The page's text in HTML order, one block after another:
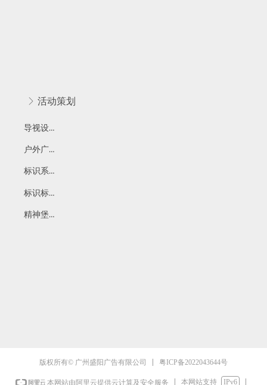
ꁕ 活动策划
导视设计
户外广告设计
标识系统设计
标识标牌设计
精神堡垒
版权所有© 广州盛阳广告有限公司 粤ICP备2022043644号
本网站由阿里云提供云计算及安全服务 本网站支持 IPv6